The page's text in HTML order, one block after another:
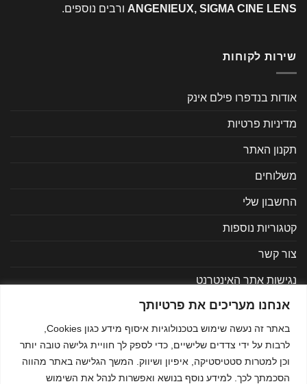
אנחנו מעריכים את פרטיותך
לרבות על ידי צדדים שלישיים, כדי לספק לך חוויית גלישה טובה יותר
וכן למטרות סטטיסטיקה, איפיון ושיווק. המשך הגלישה באתר מהווה
הסכמתך לכך. למידע נוסף בנושא ואפשרות לנהל את השימוש
ANGENIEUX, SIGMA CINE LENS ורבים נוספים.
שירות לקוחות
אודות בנדפרו פילם אינק
מדיניות פרטיות
תקנון האתר
משלוחים
החשבון שלי
קטגוריות נוספות
צור קשר
נגישות אתר האינטרנט
Visa
MasterCard
כל הזכויות שמורות © בנדפרו 2021